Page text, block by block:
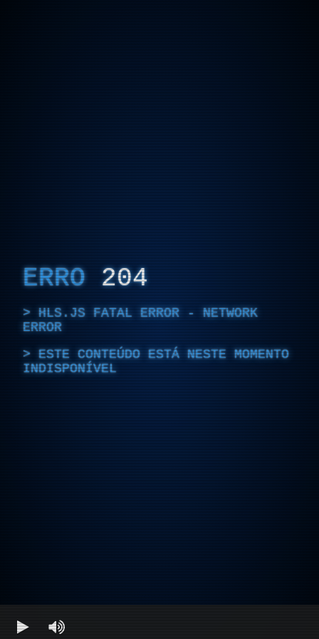
ERRO 204
HLS.JS FATAL ERROR - NETWORK
ERROR
ESTE CONTEÚDO ESTÁ NESTE MOMENTO
INDISPONÍVEL